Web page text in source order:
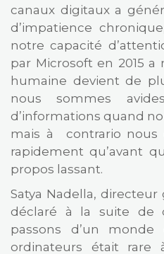
canaux digitaux a
d’impatience
notre capacité
par Microsoft en 2015
humaine devient de
nous sommes
d’informations quand
mais à contrario nous
rapidement qu’avant
propos lassant.
Satya Nadella,
déclaré à la suite de
passons d’un
ordinateurs était